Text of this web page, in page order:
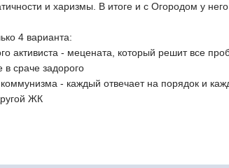
и харизмы. В итоге и с Огородом у
4 варианта:
активиста - мецената, который решит все
сраче задорого
- каждый отвечает на порядок и
ЖК